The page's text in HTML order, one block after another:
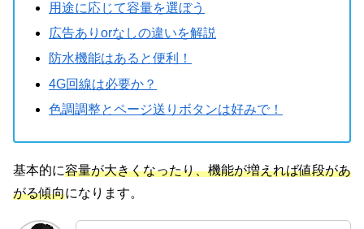
用途に応じて容量を選ぼう
広告ありorなしの違いを解説
防水機能はあると便利！
4G回線は必要か？
色調調整とページ送りボタンは好みで！
基本的に容量が大きくなったり、機能が増えれば値段があ
がる傾向になります。